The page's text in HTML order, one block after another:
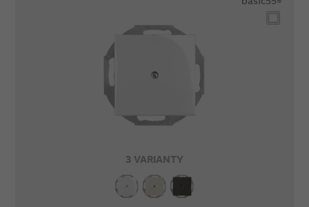
3 VARIANTY